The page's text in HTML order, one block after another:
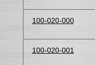
100-020-000
100-020-001